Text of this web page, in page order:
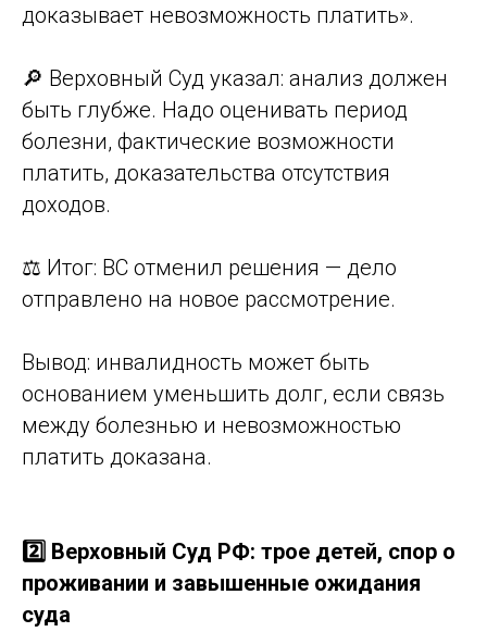
доказывает невозможность платить».
🔎 Верховный Суд указал: анализ должен
быть глубже. Надо оценивать период
болезни, фактические возможности
платить, доказательства отсутствия
доходов.
⚖️ Итог: ВС отменил решения — дело
отправлено на новое рассмотрение.
Вывод: инвалидность может быть
основанием уменьшить долг, если связь
между болезнью и невозможностью
платить доказана.
2️⃣ Верховный Суд РФ: трое детей, спор о
проживании и завышенные ожидания
суда